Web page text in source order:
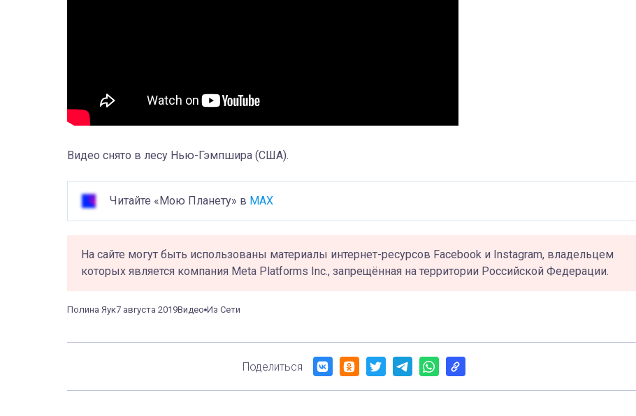
Видео снято в лесу Нью-Гэмпшира (США).
Читайте «Мою Планету» в MAX
На сайте могут быть использованы материалы интернет-ресурсов Facebook и Instagram, владельцем
которых является компания Meta Platforms Inc., запрещённая на территории Российской Федерации.
Полина Яук7 августа 2019Видео Из Сети
Поделиться